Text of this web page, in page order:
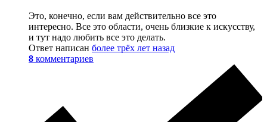
Это, конечно, если вам действительно все это
интересно. Все это области, очень близкие к искусству,
и тут надо любить все это делать.
Ответ написан более трёх лет назад
8 комментариев